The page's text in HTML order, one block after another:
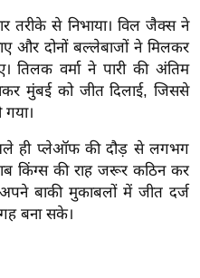
तरीके से निभाया। विल जैक्स ने
और दोनों बल्लेबाजों ने मिलकर
वर्मा ने पारी की अंतिम
मुंबई को जीत दिलाई, जिससे
गया।
ही प्लेऑफ की दौड़ से लगभग
किंग्स की राह जरूर कठिन कर
बाकी मुकाबलों में जीत दर्ज
बना सके।